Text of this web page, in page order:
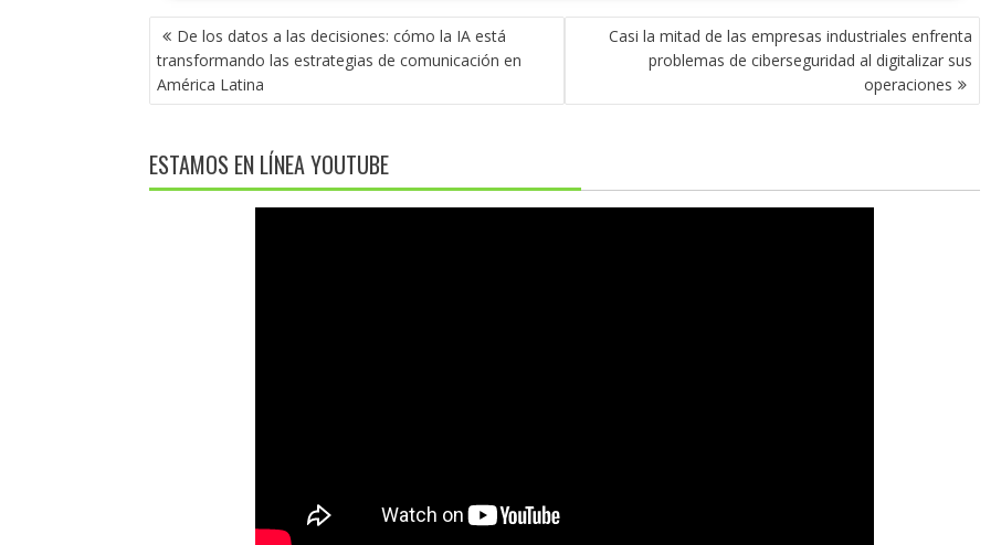
NAVEGACIÓN
DE
ENTRADAS
De los datos a las decisiones: cómo la IA está
transformando las estrategias de comunicación en
América Latina
Casi la mitad de las empresas industriales enfrenta
problemas de ciberseguridad al digitalizar sus
operaciones
ESTAMOS EN LÍNEA YOUTUBE